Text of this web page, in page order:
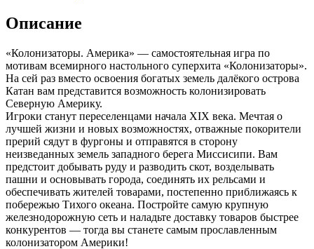
Описание
«Колонизаторы. Америка» — самостоятельная игра по
мотивам всемирного настольного суперхита «Колонизаторы».
На сей раз вместо освоения богатых земель далёкого острова
Катан вам представится возможность колонизировать
Северную Америку.
Игроки станут переселенцами начала XIX века. Мечтая о
лучшей жизни и новых возможностях, отважные покорители
прерий сядут в фургоны и отправятся в сторону
неизведанных земель западного берега Миссисипи. Вам
предстоит добывать руду и разводить скот, возделывать
пашни и основывать города, соединять их рельсами и
обеспечивать жителей товарами, постепенно приближаясь к
побережью Тихого океана. Постройте самую крупную
железнодорожную сеть и наладьте доставку товаров быстрее
конкурентов — тогда вы станете самым прославленным
колонизатором Америки!